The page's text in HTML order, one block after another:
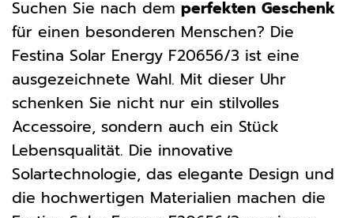
Suchen Sie nach dem perfekten Geschenk
für einen besonderen Menschen? Die
Festina Solar Energy F20656/3 ist eine
ausgezeichnete Wahl. Mit dieser Uhr
schenken Sie nicht nur ein stilvolles
Accessoire, sondern auch ein Stück
Lebensqualität. Die innovative
Solartechnologie, das elegante Design und
die hochwertigen Materialien machen die